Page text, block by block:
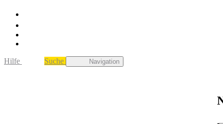
Hilfe Suche Navigation